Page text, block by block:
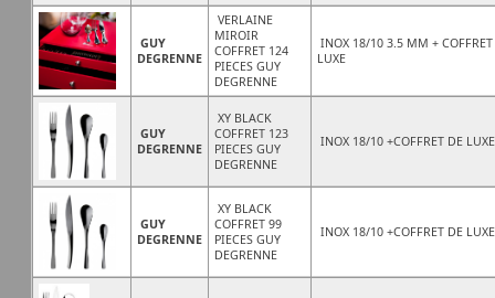
GUY
DEGRENNE
VERLAINE
MIROIR
COFFRET 124
PIECES GUY
DEGRENNE
INOX 18/10 3.5 MM + COFFRET
LUXE
GUY
DEGRENNE
XY BLACK
COFFRET 123
PIECES GUY
DEGRENNE
INOX 18/10 +COFFRET DE LUXE
GUY
DEGRENNE
XY BLACK
COFFRET 99
PIECES GUY
DEGRENNE
INOX 18/10 +COFFRET DE LUXE